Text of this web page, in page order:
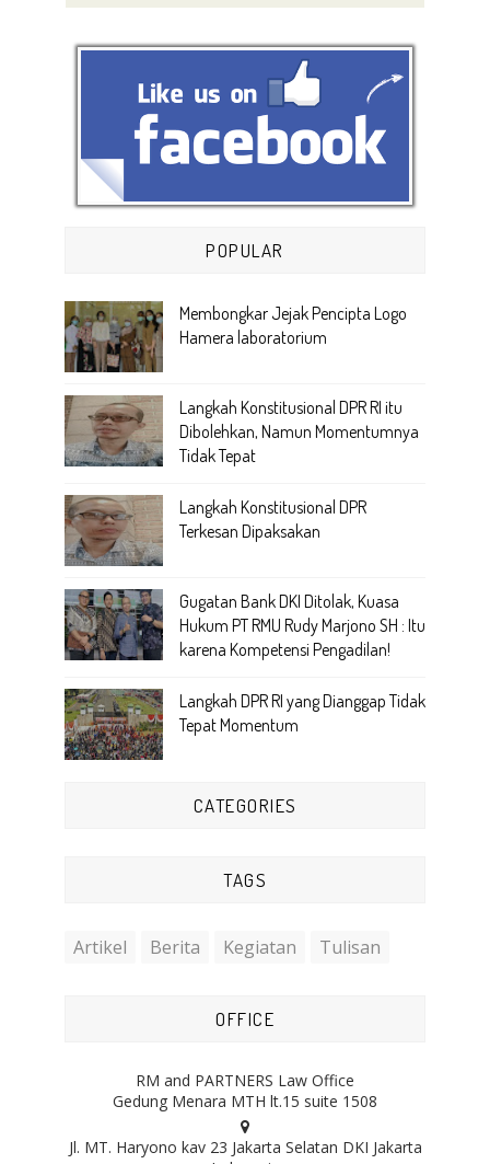
POPULAR
Membongkar Jejak Pencipta Logo
Hamera laboratorium
Langkah Konstitusional DPR RI itu
Dibolehkan, Namun Momentumnya
Tidak Tepat
Langkah Konstitusional DPR
Terkesan Dipaksakan
Gugatan Bank DKI Ditolak, Kuasa
Hukum PT RMU Rudy Marjono SH : Itu
karena Kompetensi Pengadilan!
Langkah DPR RI yang Dianggap Tidak
Tepat Momentum
CATEGORIES
TAGS
Artikel Berita Kegiatan Tulisan
OFFICE
RM and PARTNERS Law Office
Gedung Menara MTH lt.15 suite 1508
Jl. MT. Haryono kav 23 Jakarta Selatan DKI Jakarta